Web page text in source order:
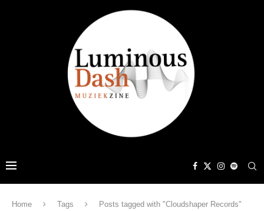
Home Tags Posts tagged with "Cloudshaper Records"